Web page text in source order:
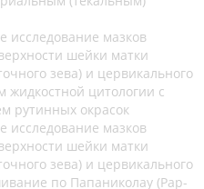
исследование мазков
шейки матки
зева) и цервикального
жидкостной цитологии с
рутинных окрасок
исследование мазков
шейки матки
зева) и цервикального
по Папаниколау (Рар-